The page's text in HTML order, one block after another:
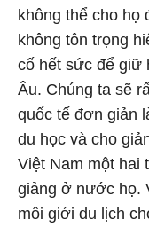
không thể cho họ
không tôn trọng
cố hết sức để giữ
Âu. Chúng ta sẽ
quốc tế đơn giản
du học và cho
Việt Nam một hai
giảng ở nước họ.
môi giới du lịch